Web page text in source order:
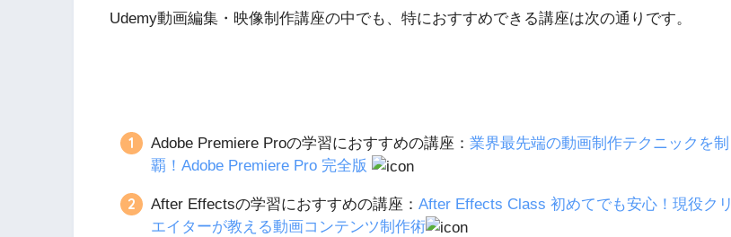
Udemy動画編集・映像制作講座の中でも、特におすすめできる講座は次の通りです。
Adobe Premiere Proの学習におすすめの講座： 業界最先端の動画制作テクニックを制
覇！Adobe Premiere Pro 完全版
After Effectsの学習におすすめの講座： After Effects Class 初めてでも安心！現役クリ
エイターが教える動画コンテンツ制作術